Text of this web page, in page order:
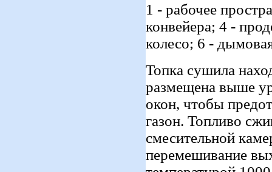
1 - рабочее
конвейера; 4 -
колесо; 6 -
Топка сушила
размещена выше
окон, чтобы
газон. Топливо
смесительной
перемешивание